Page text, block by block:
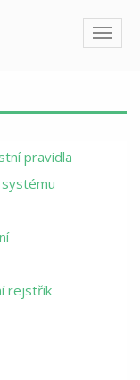
pravidla
rejstřík